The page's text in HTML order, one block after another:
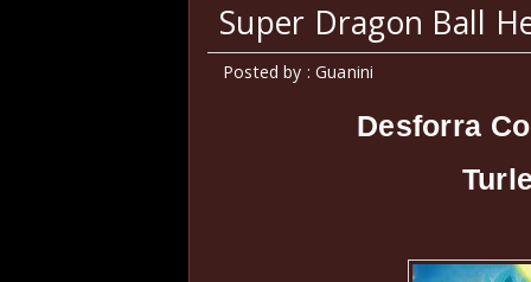
Super Dragon Ball
Posted by : Guanini
Desforra